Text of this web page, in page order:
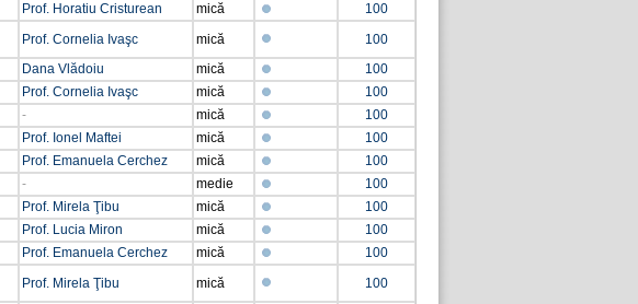
Prof. Horatiu Cristurean mică
100
Prof. Cornelia Ivaşc mică
100
Dana Vlădoiu mică
100
Prof. Cornelia Ivaşc mică
100
- mică
100
Prof. Ionel Maftei mică
100
Prof. Emanuela Cerchez mică
100
- medie
100
Prof. Mirela Ţibu mică
100
Prof. Lucia Miron mică
100
Prof. Emanuela Cerchez mică
100
Prof. Mirela Ţibu mică
100